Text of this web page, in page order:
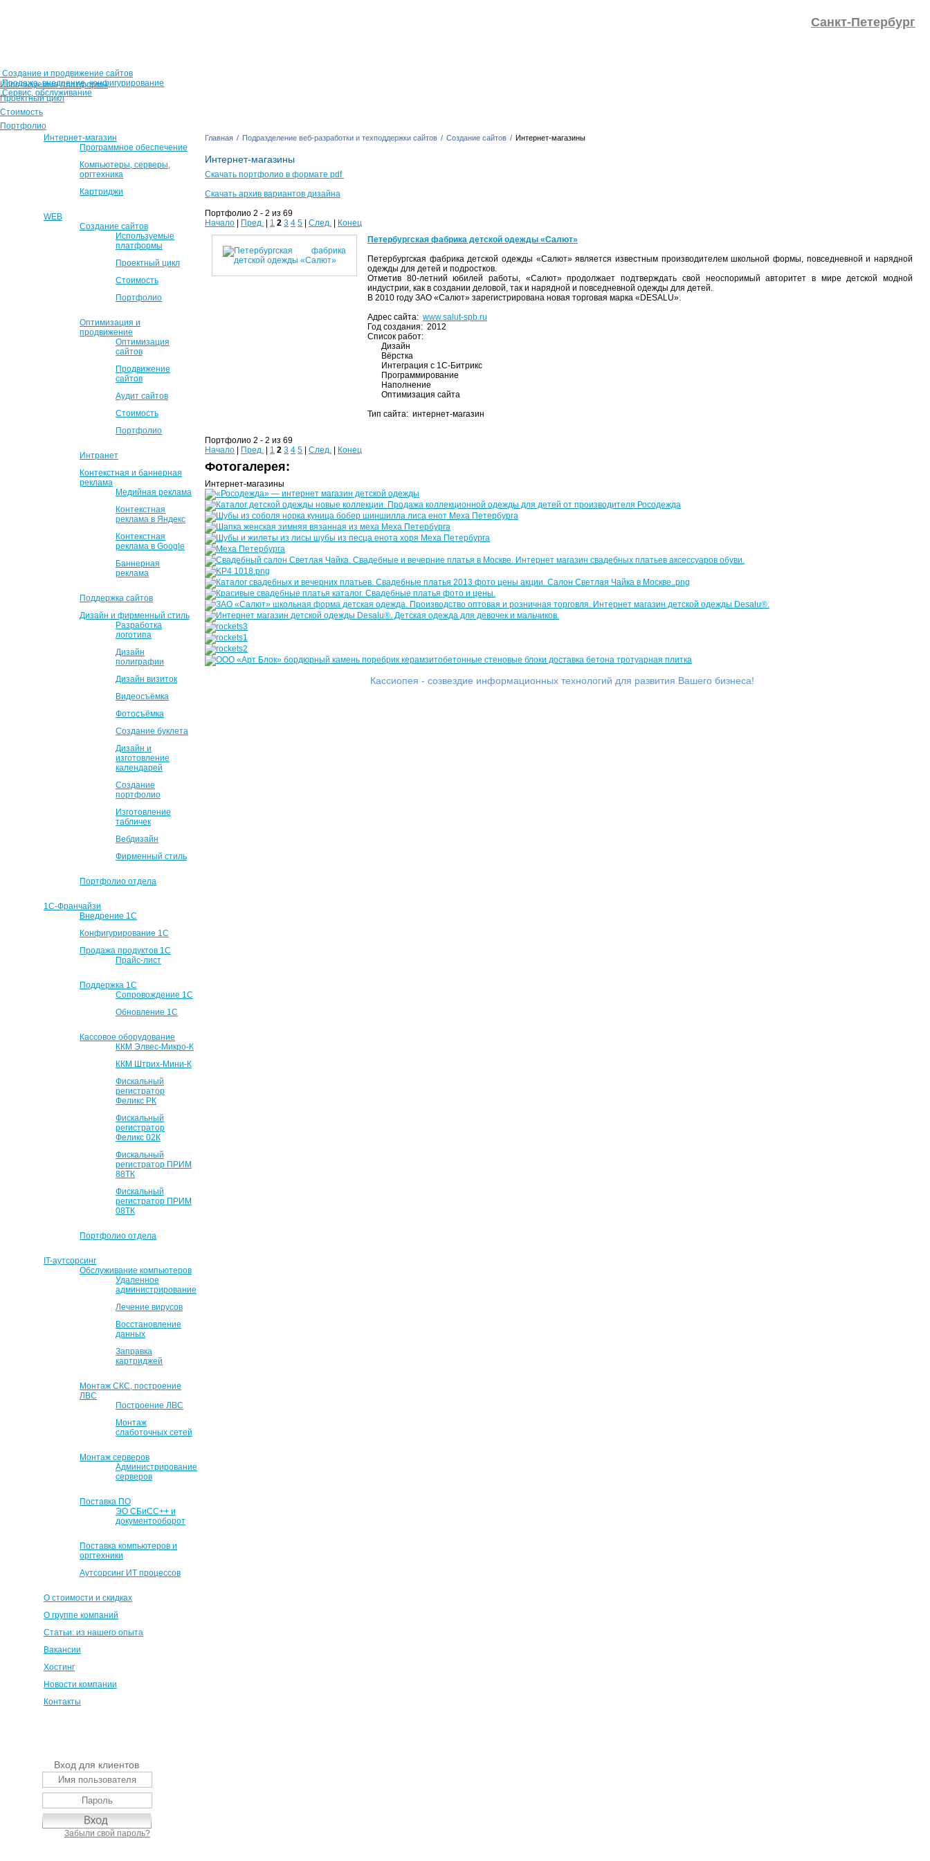
Санкт-Петербург
Создание и продвижение сайтов
Продажа, внедрение, конфигурирование
Сервис, обслуживание
Используемые платформы
Проектный цикл
Стоимость
Портфолио
Интернет-магазин
Программное обеспечение
Компьютеры, серверы,
оргтехника
Картриджи
WEB
Создание сайтов
Используемые
платформы
Проектный цикл
Стоимость
Портфолио
Оптимизация и
продвижение
Оптимизация
сайтов
Продвижение
сайтов
Аудит сайтов
Стоимость
Портфолио
Интранет
Контекстная и баннерная
реклама
Медийная реклама
Контекстная
реклама в Яндекс
Контекстная
реклама в Google
Баннерная
реклама
Поддержка сайтов
Дизайн и фирменный стиль
Разработка
логотипа
Дизайн
полиграфии
Дизайн визиток
Видеосъёмка
Фотосъёмка
Создание буклета
Дизайн и
изготовление
календарей
Создание
портфолио
Изготовление
табличек
Вебдизайн
Фирменный стиль
Портфолио отдела
1С-Франчайзи
Внедрение 1С
Конфигурирование 1С
Продажа продуктов 1С
Прайс-лист
Поддержка 1С
Сопровождение 1С
Обновление 1С
Кассовое оборудование
ККМ Элвес-Микро-К
ККМ Штрих-Мини-К
Фискальный
регистратор
Феликс РК
Фискальный
регистратор
Феликс 02К
Фискальный
регистратор ПРИМ
88ТК
Фискальный
регистратор ПРИМ
08ТК
Портфолио отдела
IT-аутсорсинг
Обслуживание компьютеров
Удаленное
администрирование
Лечение вирусов
Восстановление
данных
Заправка
картриджей
Монтаж СКС, построение
ЛВС
Построение ЛВС
Монтаж
слаботочных сетей
Монтаж серверов
Администрирование
серверов
Поставка ПО
ЭО СБиСС++ и
документооборот
Поставка компьютеров и
оргтехники
Аутсорсинг ИТ процессов
О стоимости и скидках
О группе компаний
Статьи: из нашего опыта
Вакансии
Хостинг
Новости компании
Контакты
Вход для клиентов
Забыли свой пароль?
Главная / Подразделение веб-разработки и техподдержки сайтов / Создание сайтов / Интернет-магазины
Интернет-магазины
Скачать портфолио в формате pdf
Скачать архив вариантов дизайна
Портфолио 2 - 2 из 69
Начало
Пред. 1 2 3 4 5 След.
Конец
Петербургская фабрика детской одежды «Салют»
Петербургская фабрика детской одежды «Салют» является известным производителем школьной формы, повседневной и нарядной
одежды для детей и подростков.
Отметив 80-летний юбилей работы, «Салют» продолжает подтверждать свой неоспоримый авторитет в мире детской модной
индустрии, как в создании деловой, так и нарядной и повседневной одежды для детей.
В 2010 году ЗАО «Салют» зарегистрирована новая торговая марка «DESALU».
Адрес сайта: www.salut-spb.ru
Год создания: 2012
Список работ:
Дизайн
Вёрстка
Интеграция с 1С-Битрикс
Программирование
Наполнение
Оптимизация сайта
Тип сайта: интернет-магазин
Портфолио 2 - 2 из 69
Начало
Пред. 1 2 3 4 5 След. Конец
Фотогалерея:
Интернет-магазины
Кассиопея - созвездие информационных технологий для развития Вашего бизнеса!